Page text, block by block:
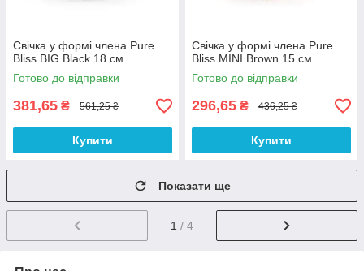
Свічка у формі члена Pure
Bliss BIG Black 18 см
Готово до відправки
381,65 ₴ 561,25 ₴
Купити
Свічка у формі члена Pure
Bliss MINI Brown 15 см
Готово до відправки
296,65 ₴ 436,25 ₴
Купити
Показати ще
1 / 4